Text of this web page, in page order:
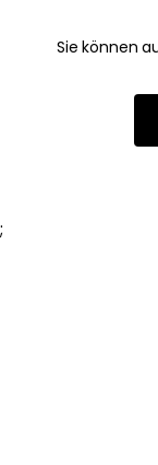
Sie können
;